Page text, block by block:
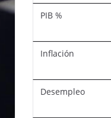
PIB %
Inflación
Desempleo